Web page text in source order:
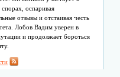
оспаривая
отзывы и отстаивая честь
Лобов Вадим уверен в
и продолжает бороться